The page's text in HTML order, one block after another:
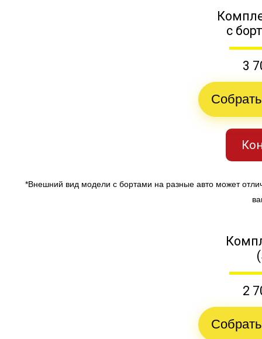
с
3
*Внешний вид модели с бортами на разные авто может
2